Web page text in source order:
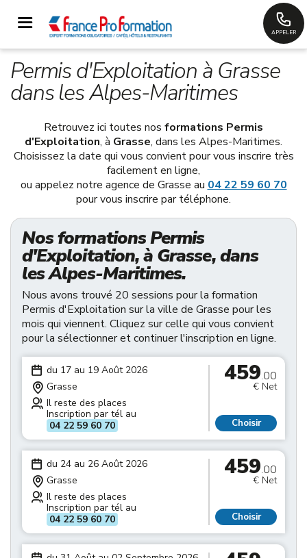
APPELER
Permis d'Exploitation à Grasse
dans les Alpes-Maritimes
Retrouvez ici toutes nos formations Permis
d'Exploitation, à Grasse, dans les Alpes-Maritimes.
Choisissez la date qui vous convient pour vous inscrire très
facilement en ligne,
ou appelez notre agence de Grasse au 04 22 59 60 70
pour vous inscrire par téléphone.
Nos formations Permis
d'Exploitation, à Grasse, dans
les Alpes-Maritimes.
Nous avons trouvé 20 sessions pour la formation
Permis d'Exploitation sur la ville de Grasse pour les
mois qui viennent. Cliquez sur celle qui vous convient
pour la sélectionner et continuer l'inscription en ligne.
du 17 au 19 Août 2026
Grasse
Il reste des places
Inscription par tél au
04 22 59 60 70
459.00
€ Net
Choisir
du 24 au 26 Août 2026
Grasse
Il reste des places
Inscription par tél au
04 22 59 60 70
459.00
€ Net
Choisir